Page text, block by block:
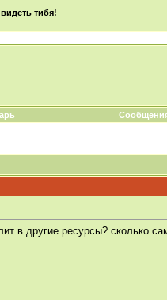
тибя!
другие ресурсы? сколько